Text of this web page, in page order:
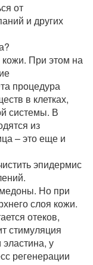
от
и других
При этом на
процедура
в клетках,
системы. В
из
– это еще и
эпидермис
Но при
слоя кожи.
отеков,
стимуляция
у
регенерации